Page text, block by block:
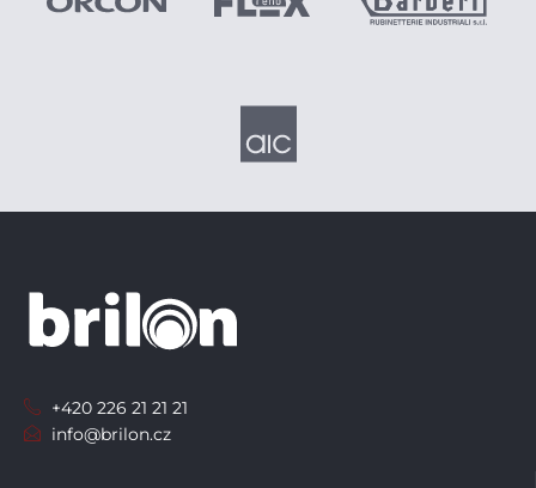
+420 226 21 21 21
info@brilon.cz